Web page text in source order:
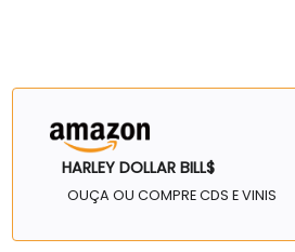
HARLEY DOLLAR BILL$
OUÇA OU COMPRE CDS E VINIS